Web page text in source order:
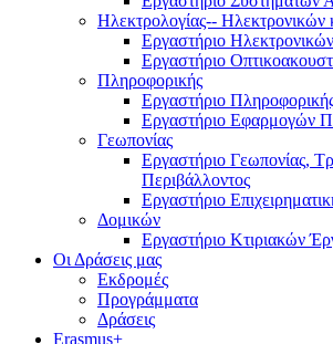
Ηλεκτρολογίας-- Ηλεκτρονικών
Εργαστήριο
Εργαστήριο
Πληροφορικής
Εργαστήριο
Εργαστήριο Εφαρμογών
Γεωπονίας
Εργαστήριο Γεωπονίας,
Περιβάλλοντος
Εργαστήριο
Δομικών
Εργαστήριο Κτιριακών
Οι Δράσεις μας
Εκδρομές
Προγράμματα
Δράσεις
Erasmus+